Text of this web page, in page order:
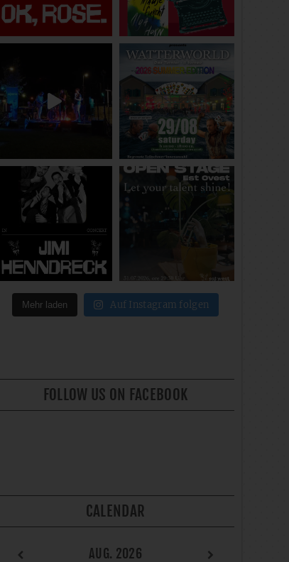
Mehr laden Auf Instagram folgen
FOLLOW US ON FACEBOOK
CALENDAR
AUG. 2026